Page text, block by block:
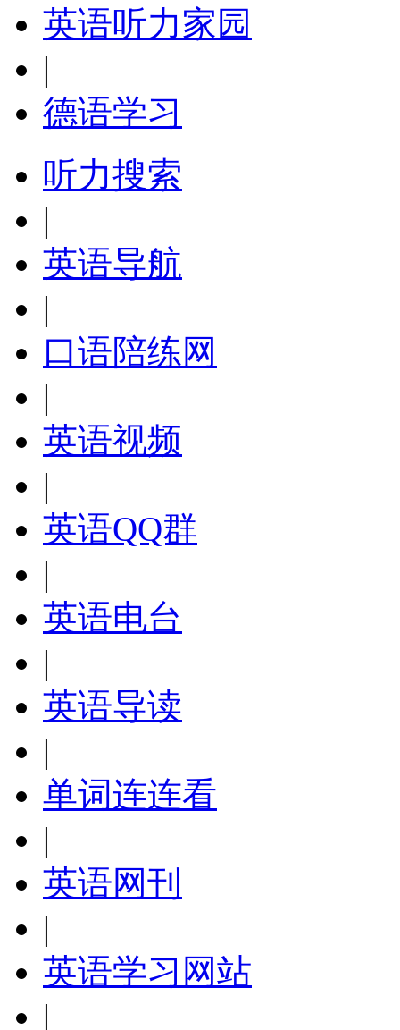
英语听力家园
|
德语学习
听力搜索
|
英语导航
|
口语陪练网
|
英语视频
|
英语QQ群
|
英语电台
|
英语导读
|
单词连连看
|
英语网刊
|
英语学习网站
|